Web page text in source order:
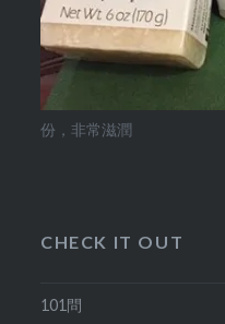
份，非常滋潤
CHECK IT OUT
101問